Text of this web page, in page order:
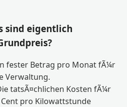
sind eigentlich
fester Betrag pro Monat fÃ¼r
Verwaltung.
tatsÃ¤chlichen Kosten fÃ¼r
pro Kilowattstunde